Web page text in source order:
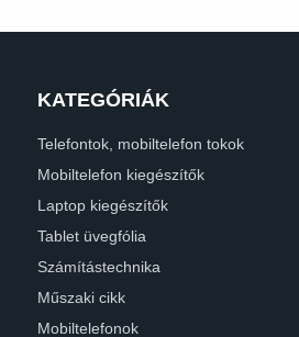
KATEGÓRIÁK
Telefontok, mobiltelefon tokok
Mobiltelefon kiegészítők
Laptop kiegészítők
Tablet üvegfólia
Számítástechnika
Műszaki cikk
Mobiltelefonok